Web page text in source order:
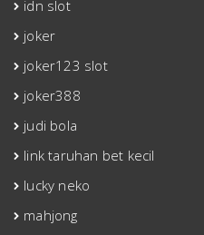
idn slot
joker
joker123 slot
joker388
judi bola
link taruhan bet kecil
lucky neko
mahjong